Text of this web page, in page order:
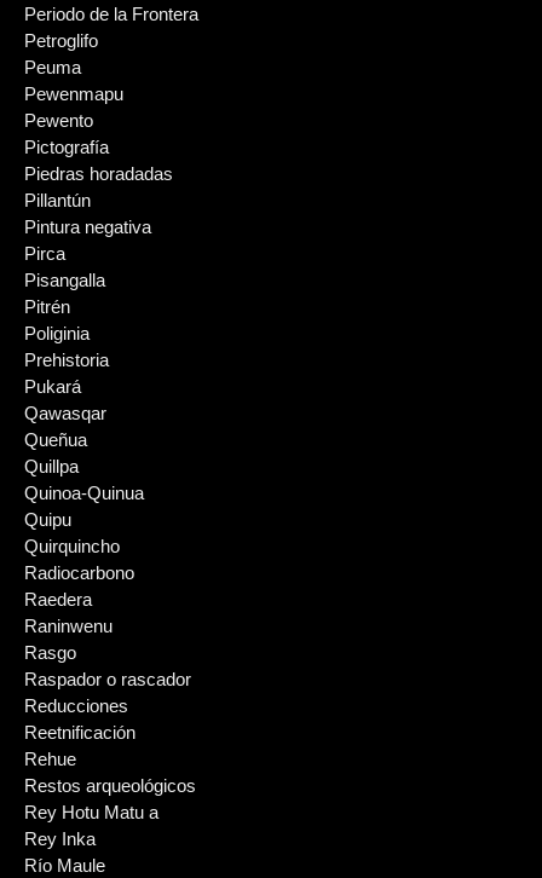
Periodo de la Frontera
Petroglifo
Peuma
Pewenmapu
Pewento
Pictografía
Piedras horadadas
Pillantún
Pintura negativa
Pirca
Pisangalla
Pitrén
Poliginia
Prehistoria
Pukará
Qawasqar
Queñua
Quillpa
Quinoa-Quinua
Quipu
Quirquincho
Radiocarbono
Raedera
Raninwenu
Rasgo
Raspador o rascador
Reducciones
Reetnificación
Rehue
Restos arqueológicos
Rey Hotu Matu a
Rey Inka
Río Maule